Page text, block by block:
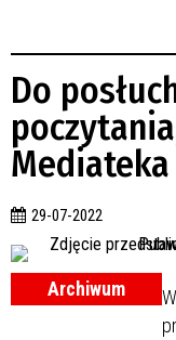
Do
Mediateka
29-07-2022
Archiwum